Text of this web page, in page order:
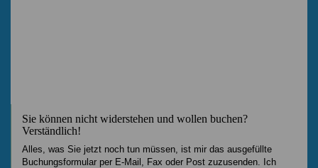
Sie können nicht widerstehen und wollen buchen?
Verständlich!
Alles, was Sie jetzt noch tun müssen, ist mir das ausgefüllte
Buchungsformular per E-Mail, Fax oder Post zuzusenden. Ich